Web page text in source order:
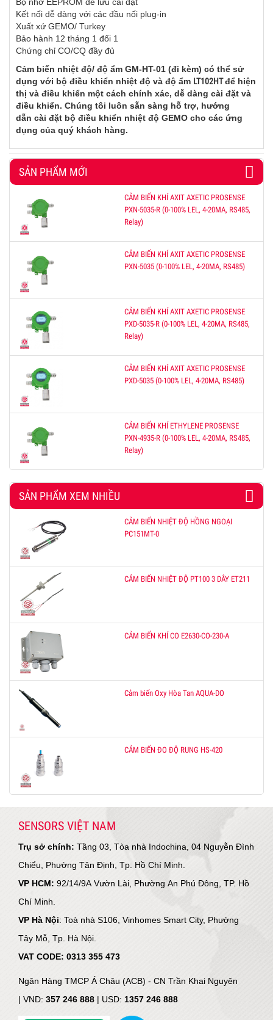
Kết nối dễ dàng với các đầu nối plug-in
Xuất xứ GEMO/ Turkey
Bảo hành 12 tháng 1 đổi 1
Chứng chỉ CO/CQ đầy đủ
Cảm biến nhiệt độ/ độ ẩm GM-HT-01 (đi kèm) có thể sử
dụng với bộ điều khiển nhiệt độ và độ ẩm LT102HTđể hiện
thị và điều khiển một cách chính xác, dễ dàng cài đặt và
điều khiển. Chúng tôi luôn sẵn sàng hỗ trợ, hướng
dẫn cài đặt bộ điều khiển nhiệt độ GEMO cho các ứng
dụng của quý khách hàng.
SẢN PHẨM MỚI
CẢM BIẾN KHÍ AXIT AXETIC PROSENSE
PXN-5035-R (0-100% LEL, 4-20MA, RS485,
Relay)
CẢM BIẾN KHÍ AXIT AXETIC PROSENSE
PXN-5035 (0-100% LEL, 4-20MA, RS485)
CẢM BIẾN KHÍ AXIT AXETIC PROSENSE
PXD-5035-R (0-100% LEL, 4-20MA, RS485,
Relay)
CẢM BIẾN KHÍ AXIT AXETIC PROSENSE
PXD-5035 (0-100% LEL, 4-20MA, RS485)
CẢM BIẾN KHÍ ETHYLENE PROSENSE
PXN-4935-R (0-100% LEL, 4-20MA, RS485,
Relay)
SẢN PHẨM XEM NHIỀU
CẢM BIẾN NHIỆT ĐỘ HỒNG NGOẠI
PC151MT-0
CẢM BIẾN NHIỆT ĐỘ PT100 3 DÂY ET211
CẢM BIẾN KHÍ CO E2630-CO-230-A
Cảm biến Oxy Hòa Tan AQUA-DO
CẢM BIẾN ĐO ĐỘ RUNG HS-420
SENSORS VIỆT NAM
Trụ sở chính: Tầng 03, Tòa nhà Indochina, 04 Nguyễn Đình
Chiểu, Phường Tân Định, Tp. Hồ Chí Minh.
VP HCM: 92/14/9A Vườn Lài, Phường An Phú Đông, TP. Hồ
Chí Minh.
VP Hà Nội: Toà nhà S106, Vinhomes Smart City, Phường
Tây Mỗ, Tp. Hà Nội.
VAT CODE: 0313 355 473
Ngân Hàng TMCP Á Châu (ACB) - CN Trần Khai Nguyên
| VND: 357 246 888 | USD: 1357 246 888